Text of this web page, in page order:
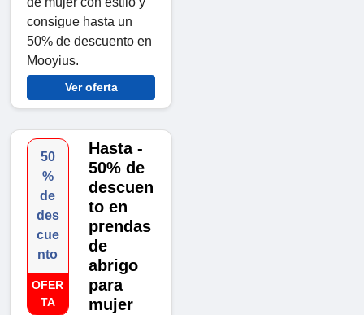
consigue hasta un
50% de descuento en
Mooyius.
Ver oferta
50
%
de
des
cue
nto
OFER
TA
Hasta -
50% de
descuen
to en
prendas
de
abrigo
para
mujer